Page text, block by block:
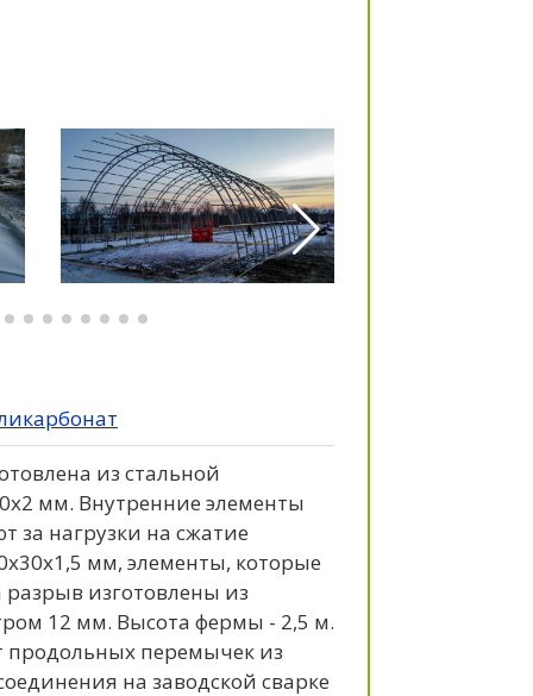
из стальной
мм. Внутренние элементы
за нагрузки на сжатие
мм, элементы, которые
разрыв изготовлены из
12 мм. Высота фермы - 2,5 м.
продольных перемычек из
на заводской сварке